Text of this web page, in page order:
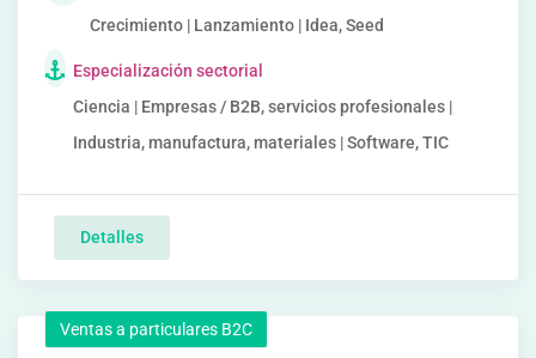
Crecimiento | Lanzamiento | Idea, Seed
Especialización sectorial
Ciencia | Empresas / B2B, servicios profesionales |
Industria, manufactura, materiales | Software, TIC
Detalles
Ventas a particulares B2C